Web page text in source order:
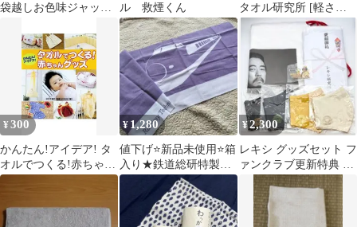
袋越しお色味ジャッジ
と思いますが…
ル 救煙くん
タオル研究所 [軽さの
理由] #006 フェイスタ
オル ラベンダー 薄藤色
5枚セット 速乾 薄手 絞
りやすい 高速吸水 耐久
性 綿100% 305GSM
JapanTechnology 1
¥300
かんたん!アイデア! タ
オルでつくる!赤ちゃん
グッズ／中川千津江
¥ 1,280
値下げ⭐️新品未使用⭐️箱
入り★鉄道総研特製手
ぬぐい（新幹線 デザイ
ン） 紫色
¥2,300
レキシ グッズセット フ
ァンクラブ更新特典 レ
キシ研究所 マスク